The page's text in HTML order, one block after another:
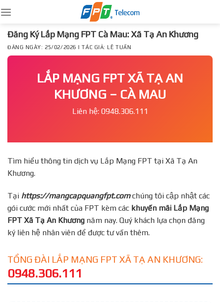
to
content
Đăng Ký Lắp Mạng FPT Cà Mau: Xã Tạ An Khương
ĐĂNG NGÀY: 25/02/2026 | TÁC GIẢ: LÊ TUẤN
LẮP MẠNG FPT XÃ TẠ AN
KHƯƠNG – CÀ MAU
Liên hệ: 0948.306.111
Tìm hiểu thông tin dịch vụ Lắp Mạng FPT tại Xã Tạ An
Khương.
Tại https://mangcapquangfpt.comchúng tôi cập nhật các
gói cước mới nhất của FPT kèm các khuyến mãi Lắp Mạng
FPT Xã Tạ An Khương năm nay. Quý khách lựa chọn đăng
ký liên hệ nhân viên để được tư vấn thêm.
TỔNG ĐÀI LẮP MẠNG FPT XÃ TẠ AN KHƯƠNG:
0948.306.111